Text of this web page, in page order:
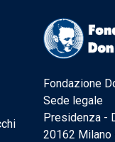
Fondazione
Sede legale
Presidenza -
20162 Milano